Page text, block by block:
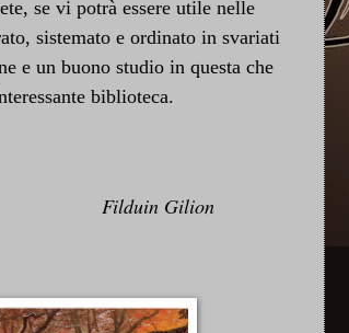
se vi potrà essere utile nelle
sistemato e ordinato in svariati
e un buono studio in questa che
biblioteca.
Filduin Gilion